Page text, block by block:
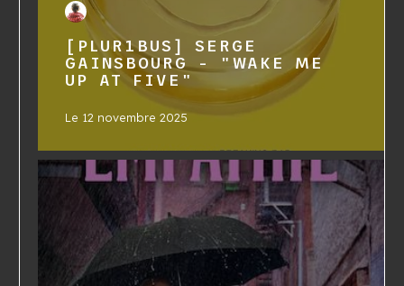
[PLUR1BUS] SERGE
GAINSBOURG - "WAKE ME
UP AT FIVE"
Le 12 novembre 2025